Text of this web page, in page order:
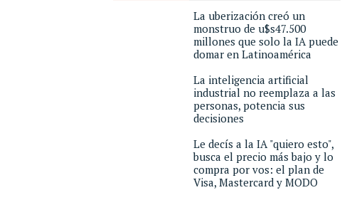
La uberización creó un
monstruo de u$s47.500
millones que solo la IA puede
domar en Latinoamérica
La inteligencia artificial
industrial no reemplaza a las
personas, potencia sus
decisiones
Le decís a la IA "quiero esto",
busca el precio más bajo y lo
compra por vos: el plan de
Visa, Mastercard y MODO